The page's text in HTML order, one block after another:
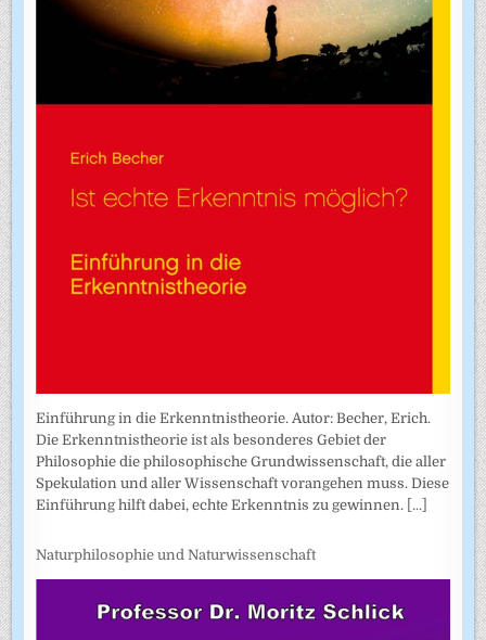
Einführung in die Erkenntnistheorie. Autor: Becher, Erich.
Die Erkenntnistheorie ist als besonderes Gebiet der
Philosophie die philosophische Grundwissenschaft, die aller
Spekulation und aller Wissenschaft vorangehen muss. Diese
Einführung hilft dabei, echte Erkenntnis zu gewinnen. [...]
Naturphilosophie und Naturwissenschaft